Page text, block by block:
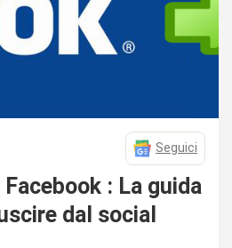
Seguici
: La guida
dal social